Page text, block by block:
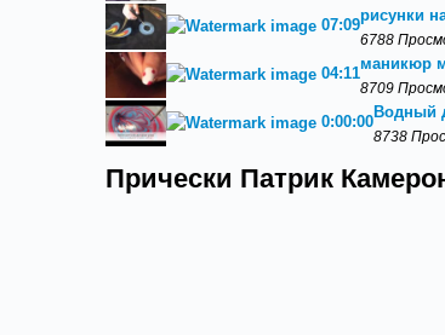
07:09
рисунки
6788
04:11
маникюр
8709
0:00:00
Водный
8738
Прически Патрик